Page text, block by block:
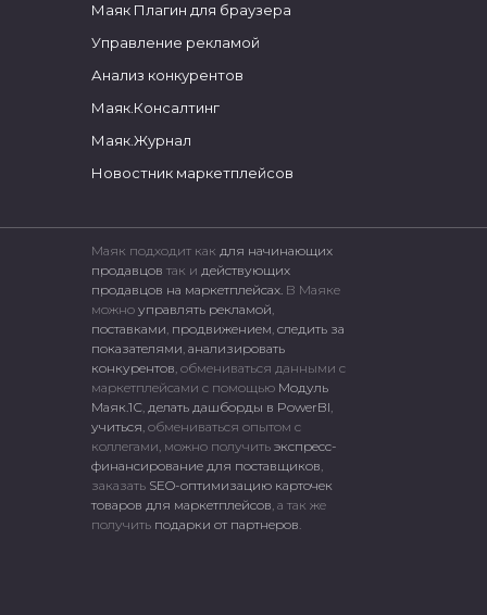
Маяк Плагин для браузера
Управление рекламой
Анализ конкурентов
Маяк.Консалтинг
Маяк.Журнал
Новостник маркетплейсов
Маяк подходит как для начинающих
продавцов так и действующих
продавцов на маркетплейсах. В Маяке
можно управлять рекламой,
поставками, продвижением, следить за
показателями, анализировать
конкурентов, обмениваться данными с
маркетплейсами c помощью Модуль
Маяк.1С, делать дашборды в PowerBI,
учиться, обмениваться опытом с
коллегами, можно получить экспресс-
финансирование для поставщиков,
заказать SEO-оптимизацию карточек
товаров для маркетплейсов, а так же
получить подарки от партнеров.